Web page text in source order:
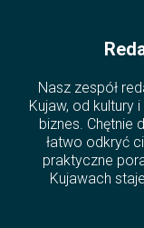
Nasz zespół
Kujaw, od kultury
biznes. Chętnie
łatwo odkryć
praktyczne
Kujawach